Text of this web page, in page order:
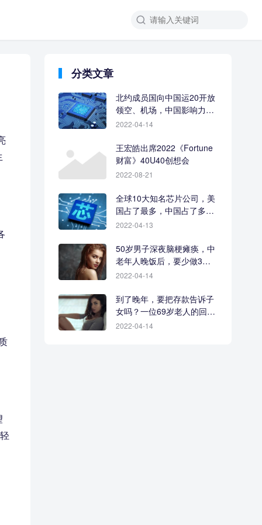
分类文章
北约成员国向中国运20开放
领空、机场，中国影响力让
人羡慕
2022-04-14
王宏皓出席2022《Fortune
财富》40U40创想会
2022-08-21
全球10大知名芯片公司，美
国占了最多，中国占了多
少？
2022-04-13
50岁男子深夜脑梗瘫痪，中
老年人晚饭后，要少做3件
事
2022-04-14
到了晚年，要把存款告诉子
女吗？一位69岁老人的回答
很现实
2022-04-14